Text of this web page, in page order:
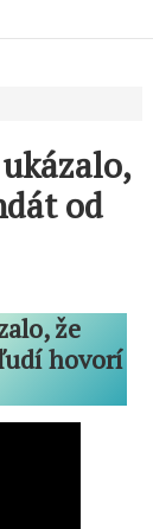
od
že
hovorí